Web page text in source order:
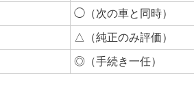
◯（次の車と同時）
△（純正のみ評価）
◎（手続き一任）